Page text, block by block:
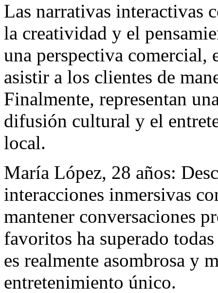
Las narrativas interactivas
la creatividad y el
una perspectiva comercial,
asistir a los clientes de
Finalmente, representan
difusión cultural y el
local.
María López, 28 años:
interacciones inmersivas
mantener conversaciones
favoritos ha superado
es realmente asombrosa y
entretenimiento único.